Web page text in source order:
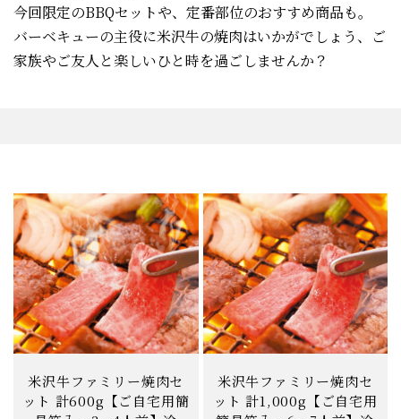
今回限定のBBQセットや、定番部位のおすすめ商品も。
バーベキューの主役に米沢牛の焼肉はいかがでしょう、ご
家族やご友人と楽しいひと時を過ごしませんか？
米沢牛ファミリー焼肉セ
ット 計600g【ご自宅用簡
米沢牛ファミリー焼肉セ
ット 計1,000g【ご自宅用